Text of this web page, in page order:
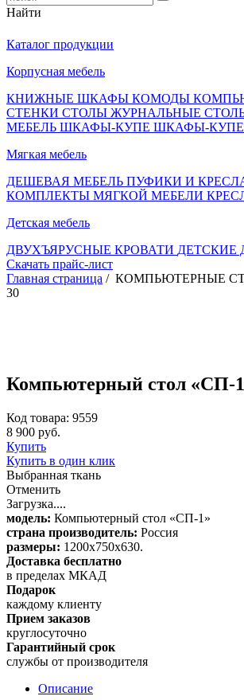
Найти
Каталог продукции
Корпусная мебель
КНИЖНЫЕ ШКАФЫ КОМОДЫ
СТЕНКИ СТОЛЫ ЖУРНАЛЬНЫЕ
МЕБЕЛЬ ШКАФЫ-КУПЕ ШКАФЫ-КУПЕ
Мягкая мебель
ДЕШЕВАЯ МЕБЕЛЬ ПУФИКИ И
КОМПЛЕКТЫ МЯГКОЙ МЕБЕЛИ
Детская мебель
ДВУХЪЯРУСНЫЕ КРОВАТИ ДЕТСКИЕ
Скачать прайс-лист
Главная страница / КОМПЬЮТЕРНЫЕ
30
Компьютерный стол «СП-
Код товара: 9559
8 900 руб.
Купить
Купить в один клик
Выбранная ткань
Отменить
Загрузка....
модель: Компьютерный стол «СП-1»
страна производитель: Россия
размеры: 1200x750х630.
Доставка бесплатно
в пределах МКАД
Подарок
каждому клиенту
Прием заказов
круглосуточно
Гарантийный срок
службы от производителя
Описание